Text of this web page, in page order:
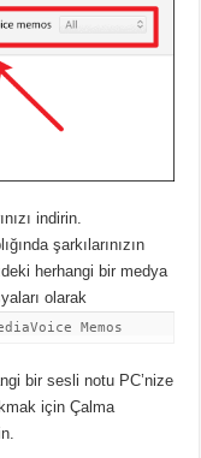
indirin.
şarkılarınızın
herhangi bir medya
olarak
Memos
bir sesli notu PC’nize
için Çalma